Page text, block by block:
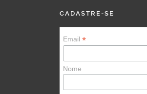
CADASTRE-SE
Email*
Nome